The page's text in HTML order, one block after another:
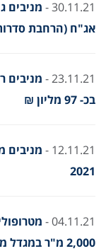
30.11.21 - מניבים גייסה
אג"ח (הרחבת
23.11.21 -
בכ- 97 מליון ₪
12.11.21 -
מניבים
2021
04.11.21 -
2,000 מ"ר במגדל מניבים בכפר סבא